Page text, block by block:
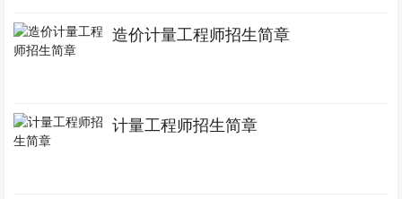
造价计量工程师招生简章
计量工程师招生简章